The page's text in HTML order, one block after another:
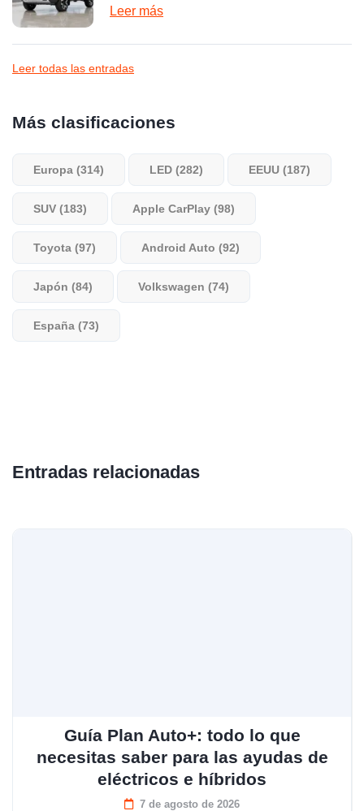
Leer más
Leer todas las entradas
Más clasificaciones
Europa (314) LED (282) EEUU (187)
SUV (183) Apple CarPlay (98)
Toyota (97) Android Auto (92)
Japón (84) Volkswagen (74)
España (73)
Entradas relacionadas
Guía Plan Auto+: todo lo que
necesitas saber para las ayudas de
eléctricos e híbridos
7 de agosto de 2026